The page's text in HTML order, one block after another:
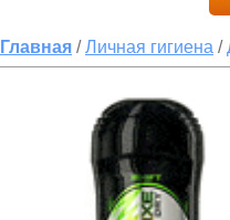
Главная /Личная гигиена /